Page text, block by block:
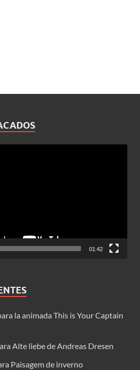
01:42
la animada This is Your Captain
Alte liebe de Andreas Dresen
Paisagem de inverno